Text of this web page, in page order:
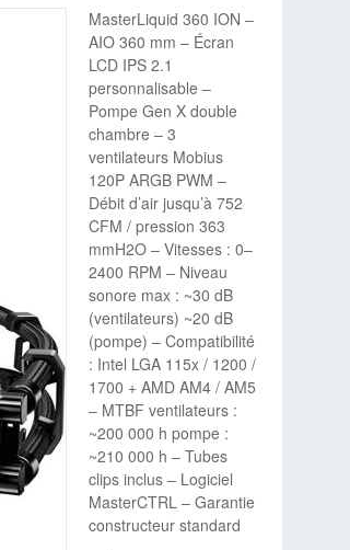
MasterLiquid 360 ION –
AIO 360 mm – Écran
LCD IPS 2.1
personnalisable –
Pompe Gen X double
chambre – 3
ventilateurs Mobius
120P ARGB PWM –
Débit d’air jusqu’à 752
CFM / pression 363
mmH2O – Vitesses : 0–
2400 RPM – Niveau
sonore max : ~30 dB
(ventilateurs) ~20 dB
(pompe) – Compatibilité
: Intel LGA 115x / 1200 /
1700 + AMD AM4 / AM5
– MTBF ventilateurs :
~200 000 h pompe :
~210 000 h – Tubes
clips inclus – Logiciel
MasterCTRL – Garantie
constructeur standard